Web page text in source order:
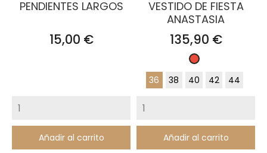
PENDIENTES LARGOS
Precio
15,00 €
Añadir al carrito
VESTIDO DE FIESTA
ANASTASIA
Precio
135,90 €
Rojo
36
38 40 42 44
Añadir al carrito